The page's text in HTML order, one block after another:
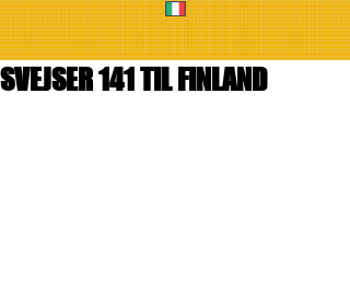
SVEJSER 141 TIL FINLAND